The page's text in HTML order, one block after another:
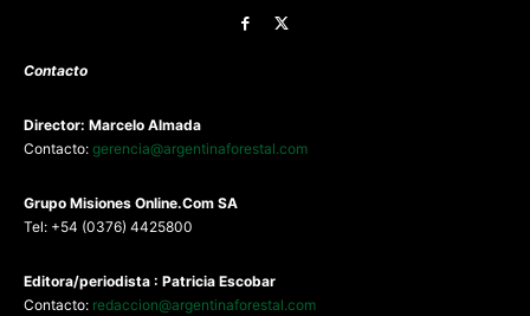
Contacto
Director: Marcelo Almada
Contacto: gerencia@argentinaforestal.com
Grupo Misiones Online.Com SA
Tel: +54 (0376) 4425800
Editora/periodista : Patricia Escobar
Contacto: redaccion@argentinaforestal.com